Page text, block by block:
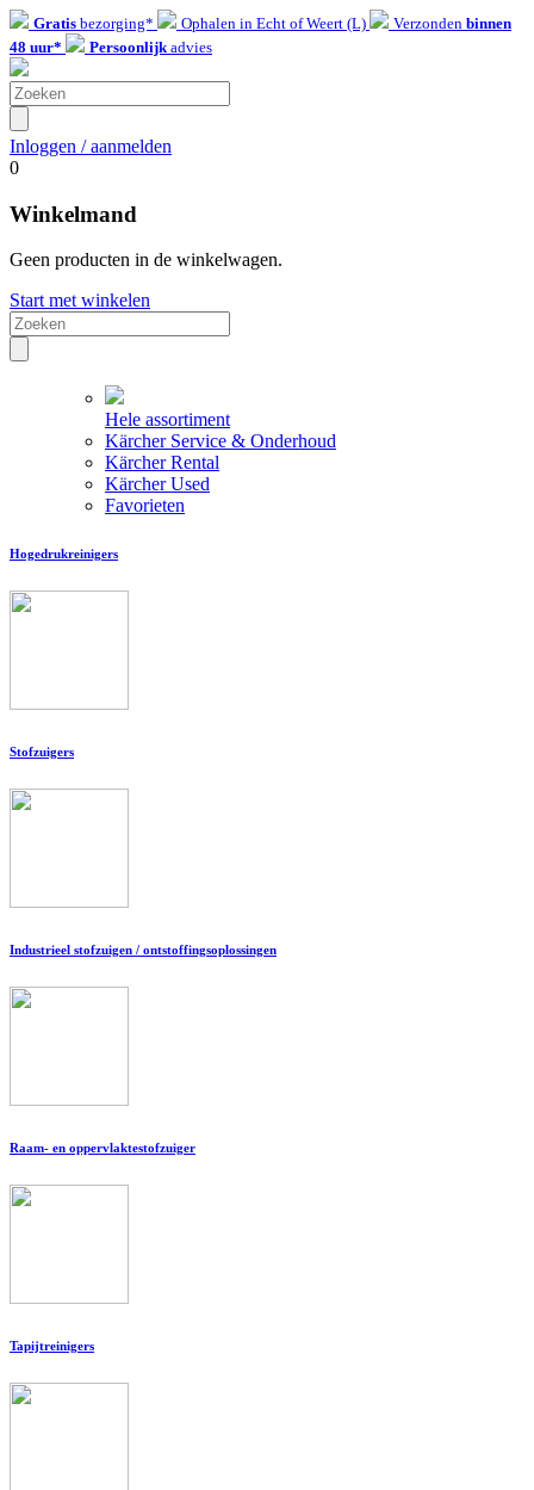
Gratis bezorging* Ophalen in Echt of Weert (L) Verzonden binnen
48 uur*
Persoonlijkadvies
Inloggen / aanmelden
0
Winkelmand
Geen producten in de winkelwagen.
Start met winkelen
Hele assortiment
Kärcher Service & Onderhoud
Kärcher Rental
Kärcher Used
Favorieten
Hogedrukreinigers
Stofzuigers
Industrieel stofzuigen / ontstoffingsoplossingen
Raam- en oppervlaktestofzuiger
Tapijtreinigers